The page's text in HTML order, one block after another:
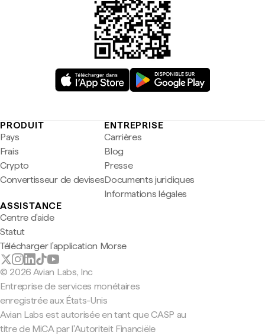
PRODUIT
Pays
Frais
Crypto
Convertisseur de devises
ENTREPRISE
Carrières
Blog
Presse
Documents juridiques
Informations légales
ASSISTANCE
Centre d'aide
Statut
Télécharger l'application Morse
© 2026 Avian Labs, Inc
Entreprise de services monétaires
enregistrée aux États-Unis
Avian Labs est autorisée en tant que CASP au
titre de MiCA par l'Autoriteit Financiële